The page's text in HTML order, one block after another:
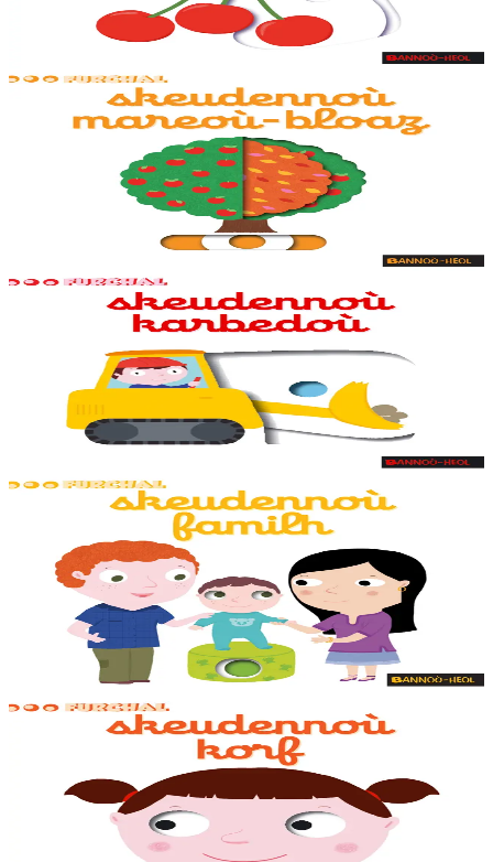
1 ans et plus
Mon imagier des saisons
Des animations adaptées aux tout-petits sur chaque double page, dès
la couverture. Un petit jeu pour s'amuser avec les mots à la fin du
1 ans et plus
Des animations adaptées aux tout-petits sur chaque double page, dès
la couverture. Un petit jeu pour s'amuser avec les mots à la fin du
1 ans et plus
Mon imagier de la famille
Des animations adaptées aux tout-petits sur chaque double page, dès
la couverture. Un petit jeu pour s'amuser avec les mots à la fin du
1 ans et plus
Mon imagier du corps
Des animations adaptées aux tout-petits sur chaque double page, dès
la couverture. Un petit jeu pour s'amuser avec les mots à la fin du